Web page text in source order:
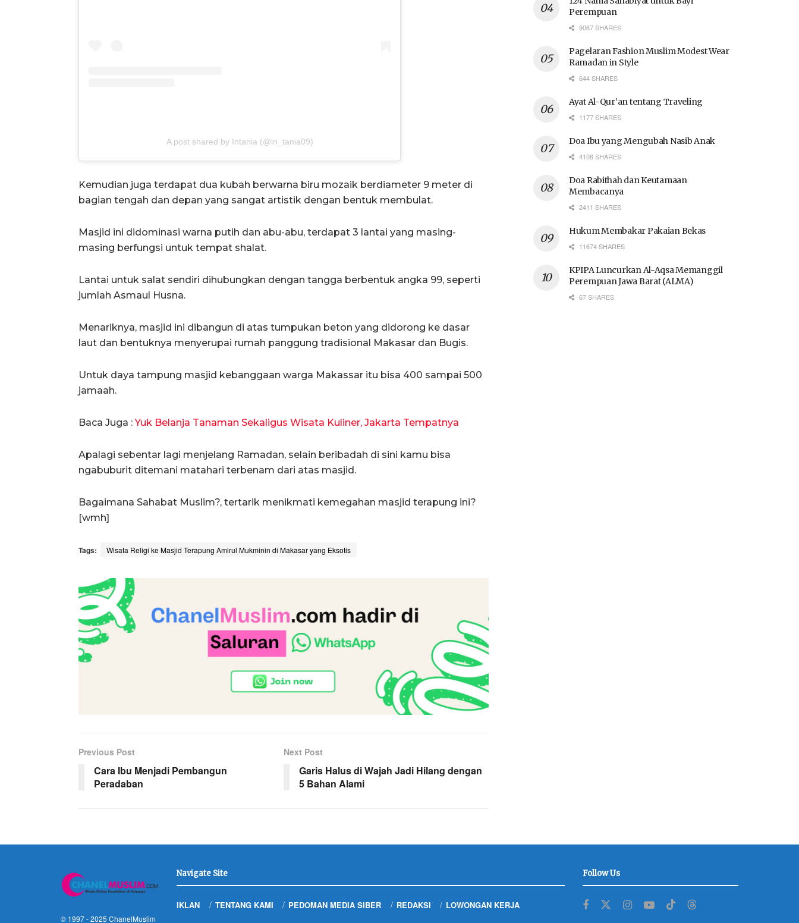
A post shared by Intania (@in_tania09)
Kemudian juga terdapat dua kubah berwarna biru mozaik berdiameter 9 meter di
bagian tengah dan depan yang sangat artistik dengan bentuk membulat.
Masjid ini didominasi warna putih dan abu-abu, terdapat 3 lantai yang masing-
masing berfungsi untuk tempat shalat.
Lantai untuk salat sendiri dihubungkan dengan tangga berbentuk angka 99, seperti
jumlah Asmaul Husna.
Menariknya, masjid ini dibangun di atas tumpukan beton yang didorong ke dasar
laut dan bentuknya menyerupai rumah panggung tradisional Makasar dan Bugis.
Untuk daya tampung masjid kebanggaan warga Makassar itu bisa 400 sampai 500
jamaah.
Baca Juga :Yuk Belanja Tanaman Sekaligus Wisata Kuliner, Jakarta Tempatnya
Apalagi sebentar lagi menjelang Ramadan, selain beribadah di sini kamu bisa
ngabuburit ditemani matahari terbenam dari atas masjid.
Bagaimana Sahabat Muslim?, tertarik menikmati kemegahan masjid terapung ini?
[wmh]
Tags: Wisata Religi ke Masjid Terapung Amirul Mukminin di Makasar yang Eksotis
Previous Post
Cara Ibu Menjadi Pembangun
Peradaban
Next Post
Garis Halus di Wajah Jadi Hilang dengan
5 Bahan Alami
Perempuan
9067 SHARES
Pagelaran Fashion Muslim Modest Wear
Ramadan in Style
644 SHARES
Ayat Al-Qur’an tentang Traveling
1177 SHARES
Doa Ibu yang Mengubah Nasib Anak
4106 SHARES
Doa Rabithah dan Keutamaan
Membacanya
2411 SHARES
Hukum Membakar Pakaian Bekas
11674 SHARES
KPIPA Luncurkan Al-Aqsa Memanggil
Perempuan Jawa Barat (ALMA)
67 SHARES
© 1997 - 2025 ChanelMuslim
Navigate Site
IKLAN TENTANG KAMI PEDOMAN MEDIA SIBER REDAKSI LOWONGAN KERJA
Follow Us